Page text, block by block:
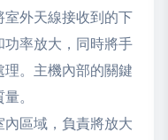
室外天線接收到的下
率放大，同時將手
。主機內部的關鍵
。
內區域，負責將放大